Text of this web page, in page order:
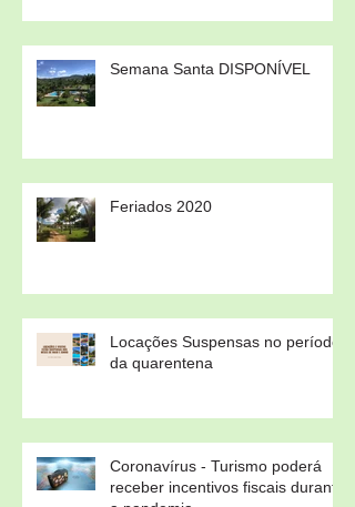
Semana Santa DISPONÍVEL
Feriados 2020
Locações Suspensas no período
da quarentena
Coronavírus - Turismo poderá
receber incentivos fiscais durante